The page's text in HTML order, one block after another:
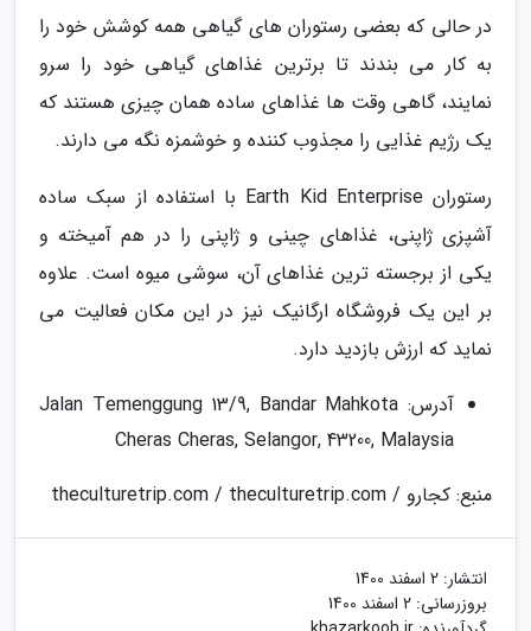
در حالی که بعضی رستوران های گیاهی همه کوشش خود را
به کار می بندند تا برترین غذاهای گیاهی خود را سرو
نمایند، گاهی وقت ها غذاهای ساده همان چیزی هستند که
یک رژیم غذایی را مجذوب کننده و خوشمزه نگه می دارند.
رستوران Earth Kid Enterprise با استفاده از سبک ساده
آشپزی ژاپنی، غذاهای چینی و ژاپنی را در هم آمیخته و
یکی از برجسته ترین غذاهای آن، سوشی میوه است. علاوه
بر این یک فروشگاه ارگانیک نیز در این مکان فعالیت می
نماید که ارزش بازدید دارد.
آدرس: Jalan Temenggung 13/9, Bandar Mahkota
Cheras Cheras, Selangor, 43200, Malaysia
منبع: کجارو / theculturetrip.com / theculturetrip.com
انتشار: 2 اسفند 1400
بروزرسانی: 2 اسفند 1400